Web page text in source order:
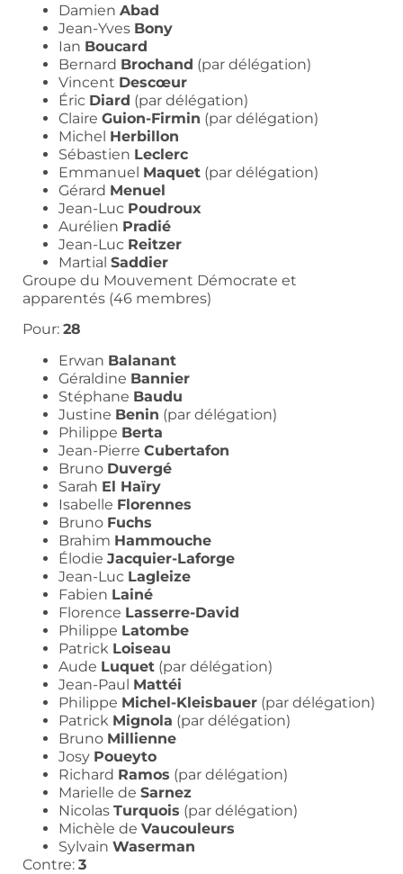
Damien Abad
Jean-Yves Bony
Ian Boucard
Bernard Brochand (par délégation)
Vincent Descœur
Éric Diard (par délégation)
Claire Guion-Firmin (par délégation)
Michel Herbillon
Sébastien Leclerc
Emmanuel Maquet (par délégation)
Gérard Menuel
Jean-Luc Poudroux
Aurélien Pradié
Jean-Luc Reitzer
Martial Saddier
Groupe du Mouvement Démocrate et
apparentés (46 membres)
Pour: 28
Erwan Balanant
Géraldine Bannier
Stéphane Baudu
Justine Benin (par délégation)
Philippe Berta
Jean-Pierre Cubertafon
Bruno Duvergé
Sarah El Haïry
Isabelle Florennes
Bruno Fuchs
Brahim Hammouche
Élodie Jacquier-Laforge
Jean-Luc Lagleize
Fabien Lainé
Florence Lasserre-David
Philippe Latombe
Patrick Loiseau
Aude Luquet (par délégation)
Jean-Paul Mattéi
Philippe Michel-Kleisbauer (par délégation)
Patrick Mignola (par délégation)
Bruno Millienne
Josy Poueyto
Richard Ramos (par délégation)
Marielle de Sarnez
Nicolas Turquois (par délégation)
Michèle de Vaucouleurs
Sylvain Waserman
Contre: 3